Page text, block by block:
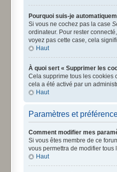
Pourquoi suis-je
Si vous ne cochez pas la case
ordinateur. Pour rester
voyez pas cette case, cela
Haut
À quoi sert « Supprimer les
Cela supprime tous les cookies
cela a été activé par un
Haut
Paramètres et
Comment modifier mes
Si vous êtes membre de ce
vous permettra de modifier tous
Haut